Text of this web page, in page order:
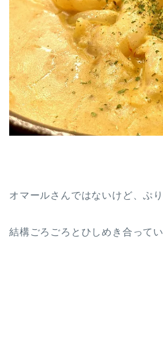
オマールさんではないけど、ぷ
結構ごろごろとひしめき合ってい